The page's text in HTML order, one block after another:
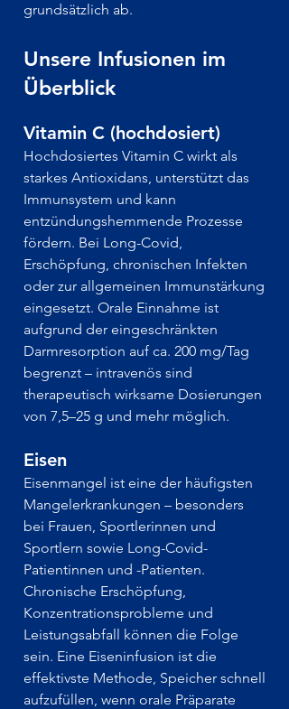
grundsätzlich ab.
Unsere Infusionen im
Überblick
Vitamin C (hochdosiert)
Hochdosiertes Vitamin C wirkt als
starkes Antioxidans, unterstützt das
Immunsystem und kann
entzündungshemmende Prozesse
fördern. Bei Long-Covid,
Erschöpfung, chronischen Infekten
oder zur allgemeinen Immunstärkung
eingesetzt. Orale Einnahme ist
aufgrund der eingeschränkten
Darmresorption auf ca. 200 mg/Tag
begrenzt – intravenös sind
therapeutisch wirksame Dosierungen
von 7,5–25 g und mehr möglich.
Eisen
Eisenmangel ist eine der häufigsten
Mangelerkrankungen – besonders
bei Frauen, Sportlerinnen und
Sportlern sowie Long-Covid-
Patientinnen und -Patienten.
Chronische Erschöpfung,
Konzentrationsprobleme und
Leistungsabfall können die Folge
sein. Eine Eiseninfusion ist die
effektivste Methode, Speicher schnell
aufzufüllen, wenn orale Präparate